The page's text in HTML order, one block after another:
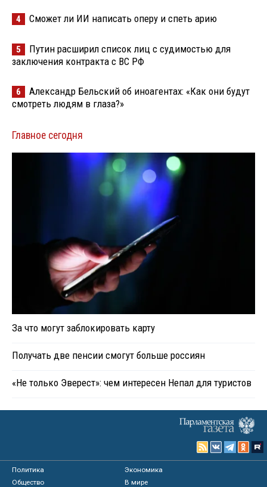
4 Сможет ли ИИ написать оперу и спеть арию
5
Путин расширил список лиц с судимостью для
заключения контракта с ВС РФ
6
Александр Бельский об иноагентах: «Как они будут
смотреть людям в глаза?»
Главное сегодня
За что могут заблокировать карту
Получать две пенсии смогут больше россиян
«Не только Эверест»: чем интересен Непал для туристов
Политика
Экономика
Общество
В мире